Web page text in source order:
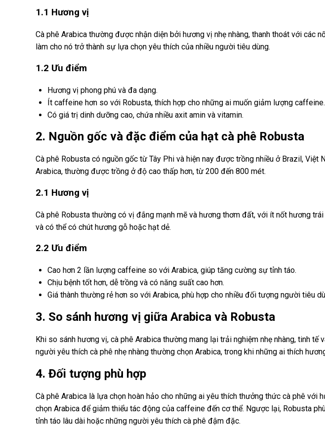
1.1 Hương vị
Cà phê Arabica thường được nhận diện bởi hương vị nhẹ nhàng, thanh thoát với các
làm cho nó trở thành sự lựa chọn yêu thích của nhiều người tiêu dùng.
1.2 Ưu điểm
Hương vị phong phú và đa dạng.
Ít caffeine hơn so với Robusta, thích hợp cho những ai muốn giảm lượng caffeine.
Có giá trị dinh dưỡng cao, chứa nhiều axit amin và vitamin.
2. Nguồn gốc và đặc điểm của hạt cà phê Robusta
Cà phê Robusta có nguồn gốc từ Tây Phi và hiện nay được trồng nhiều ở Brazil,
Arabica, thường được trồng ở độ cao thấp hơn, từ 200 đến 800 mét.
2.1 Hương vị
Cà phê Robusta thường có vị đắng mạnh mẽ và hương thơm đất, với ít nốt hương
và có thể có chút hương gỗ hoặc hạt dẻ.
2.2 Ưu điểm
Cao hơn 2 lần lượng caffeine so với Arabica, giúp tăng cường sự tỉnh táo.
Chịu bệnh tốt hơn, dễ trồng và có năng suất cao hơn.
Giá thành thường rẻ hơn so với Arabica, phù hợp cho nhiều đối tượng người tiêu
3. So sánh hương vị giữa Arabica và Robusta
Khi so sánh hương vị, cà phê Arabica thường mang lại trải nghiệm nhẹ nhàng, tinh
người yêu thích cà phê nhẹ nhàng thường chọn Arabica, trong khi những ai thích
4. Đối tượng phù hợp
Cà phê Arabica là lựa chọn hoàn hảo cho những ai yêu thích thưởng thức cà phê
chọn Arabica để giảm thiểu tác động của caffeine đến cơ thể. Ngược lại, Robusta
tỉnh táo lâu dài hoặc những người yêu thích cà phê đậm đặc.